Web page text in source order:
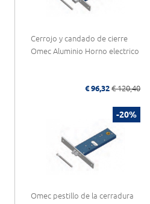
Cerrojo y candado de cierre
Omec Aluminio Horno electrico
€ 96,32 € 120,40
-20%
Omec pestillo de la cerradura